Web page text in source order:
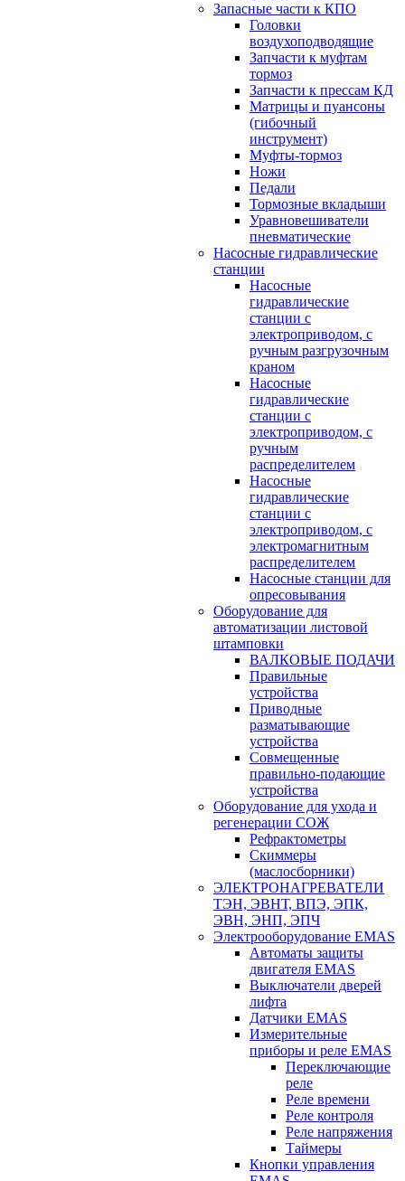
Запасные части к КПО
Головки
воздухоподводящие
Запчасти к муфтам
тормоз
Запчасти к прессам КД
Матрицы и пуансоны
(гибочный
инструмент)
Муфты-тормоз
Ножи
Педали
Тормозные вкладыши
Уравновешиватели
пневматические
Насосные гидравлические
станции
Насосные
гидравлические
станции с
электроприводом, с
ручным разгрузочным
краном
Насосные
гидравлические
станции с
электроприводом, с
ручным
распределителем
Насосные
гидравлические
станции с
электроприводом, с
электромагнитным
распределителем
Насосные станции для
опресовывания
Оборудование для
автоматизации листовой
штамповки
ВАЛКОВЫЕ ПОДАЧИ
Правильные
устройства
Приводные
разматывающие
устройства
Совмещенные
правильно-подающие
устройства
Оборудование для ухода и
регенерации СОЖ
Рефрактометры
Скиммеры
(маслосборники)
ЭЛЕКТРОНАГРЕВАТЕЛИ
ТЭН, ЭВНТ, ВПЭ, ЭПК,
ЭВН, ЭНП, ЭПЧ
Электрооборудование EMAS
Автоматы защиты
двигателя EMAS
Выключатели дверей
лифта
Датчики EMAS
Измерительные
приборы и реле EMAS
Переключающие
реле
Реле времени
Реле контроля
Реле напряжения
Таймеры
Кнопки управления